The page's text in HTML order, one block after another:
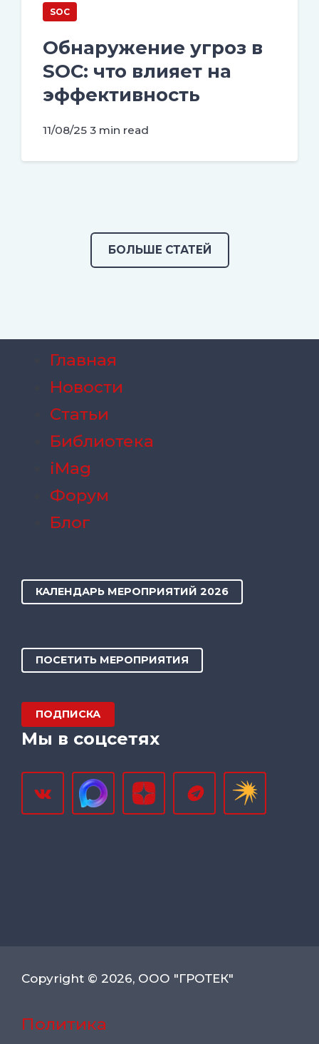
SOC
Обнаружение угроз в
SOC: что влияет на
эффективность
11/08/25 3 min read
БОЛЬШЕ СТАТЕЙ
Главная
Новости
Статьи
Библиотека
iMag
Форум
Блог
КАЛЕНДАРЬ МЕРОПРИЯТИЙ 2026
ПОСЕТИТЬ МЕРОПРИЯТИЯ
ПОДПИСКА
Мы в соцсетях
Copyright © 2026, ООО "ГРОТЕК"
Политика